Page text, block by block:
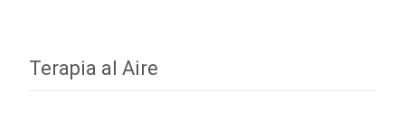
Terapia al Aire